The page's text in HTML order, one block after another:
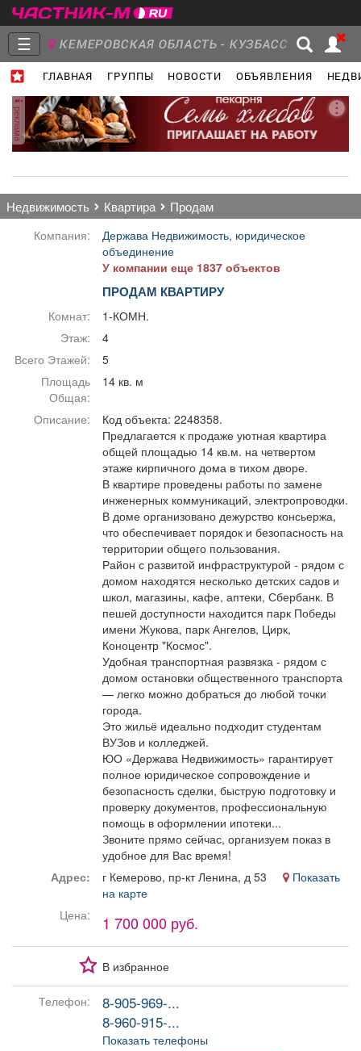
☰ КЕМЕРОВСКАЯ ОБЛАСТЬ - КУЗБАСС
ГЛАВНАЯ ГРУППЫ НОВОСТИ ОБЪЯВЛЕНИЯ
Главная
Группы Новости
Поздравления
Я - пенсионер
реклама
недвижимость квартира продам
Компания:
Держава Недвижимость, юридическое
объединение
У компании еще 1837 объектов
ПРОДАМ КВАРТИРУ
Комнат:
1-КОМН.
Этаж:
4
Всего Этажей:
5
Площадь
Общая:
14 кв. м
Описание:
Код объекта: 2248358.
Предлагается к продаже уютная квартира
общей площадью 14 кв.м. на четвертом
этаже кирпичного дома в тихом дворе.
В квартире проведены работы по замене
инженерных коммуникаций, электропроводки.
В доме организовано дежурство консьержа,
что обеспечивает порядок и безопасность на
территории общего пользования.
Район с развитой инфраструктурой - рядом с
домом находятся несколько детских садов и
школ, магазины, кафе, аптеки, Сбербанк. В
пешей доступности находится парк Победы
имени Жукова, парк Ангелов, Цирк,
Коноцентр "Космос".
Удобная транспортная развязка - рядом с
домом остановки общественного транспорта
— легко можно добраться до любой точки
города.
Это жильё идеально подходит студентам
ВУЗов и колледжей.
ЮО «Держава Недвижимость» гарантирует
полное юридическое сопровождение и
безопасность сделки, быструю подготовку и
проверку документов, профессиональную
помощь в оформлении ипотеки...
Звоните прямо сейчас, организуем показ в
удобное для Вас время!
Адрес:
г Кемерово, пр-кт Ленина, д 53
Показать
на карте
Цена:
1 700 000 руб.
В избранное
Телефон:
8-905-969-...
8-960-915-...
Показать телефоны